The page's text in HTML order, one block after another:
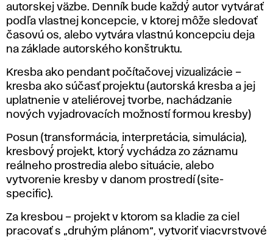
autorskej väzbe. Denník bude každý́ autor vytvárať
podľa vlastnej koncepcie, v ktorej môže sledovať
časovú os, alebo vytvára vlastnú koncepciu deja
na základe autorského konštruktu.
Kresba ako pendant počítačovej vizualizácie –
kresba ako súčasť projektu (autorská kresba a jej
uplatnenie v ateliérovej tvorbe, nachádzanie
nových vyjadrovacích možností formou kresby)
Posun (transformácia, interpretácia, simulácia),
kresbový́ projekt, ktorý́ vychádza zo záznamu
reálneho prostredia alebo situácie, alebo
vytvorenie kresby v danom prostredí (site-
specific).
Za kresbou – projekt v ktorom sa kladie za ciel
pracovať s „druhým plánom“, vytvoriť viacvrstvové